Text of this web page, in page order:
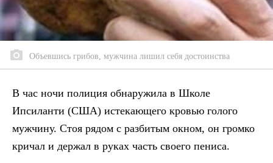
Объевшись грибов, мужчина лишил себя достоинства
В час ночи полиция обнаружила в Школе
Ипсиланти (США) истекающего кровью голого
мужчину. Стоя рядом с разбитым окном, он громко
кричал и держал в руках часть своего пениса.